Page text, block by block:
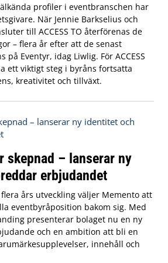
profiler i eventbranschen har
När Jennie Barkselius och
till ACCESS TO återförenas de
– flera år efter att de senast
Eventyr, idag Liwlig. För ACCESS
ett viktigt steg i byråns fortsatta
kreativitet och tillväxt.
skepnad – lanserar ny
erbjudandet
års utveckling väljer Memento att
eventbyråposition bakom sig. Med
presenterar bolaget nu en ny
och en ambition att bli en
innehåll och